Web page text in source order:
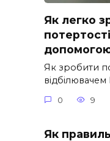
Як легко
Як зробити
0 9
Як